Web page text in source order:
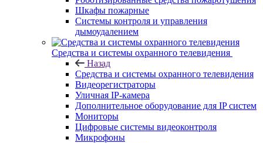
Шкафы пожарные
Системы контроля и управления
дымоудалением
Средства и системы охранного телевидения
Назад
Средства и системы охранного телевидения
Видеорегистраторы
Уличная IP-камера
Дополнительное оборудование для IP систем
Мониторы
Цифровые системы видеоконтроля
Микрофоны